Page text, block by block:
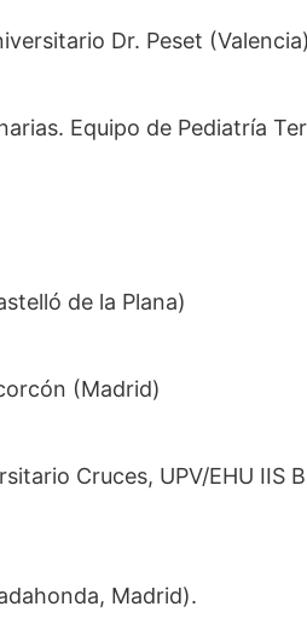
Dr. Peset (Valencia)
Equipo de Pediatría
de la Plana)
(Madrid)
Cruces, UPV/EHU IIS
Madrid).